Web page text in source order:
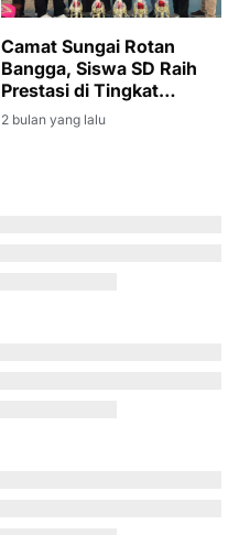
Camat Sungai Rotan
Bangga, Siswa SD Raih
Prestasi di Tingkat
Kabupaten
2 bulan yang lalu